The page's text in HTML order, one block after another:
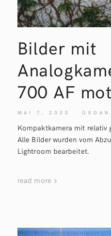
Bilder mit
700 AF
MAI 7, 2020
Kompaktkamera mit relativ
Alle Bilder wurden vom
Lightroom bearbeitet.
read more